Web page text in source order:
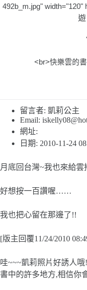
492b_m.jpg" width="120"
<br>快樂雲的
留言者: 凱莉公主
Email:
網址:
日期: 2010-11-24
月底回台灣~我也來給雲
好想按一百讚喔……
我也把心留在那邊了!!
[版主回覆11/24/2010
哇~~~凱莉照片好誘人
書中的許多地方,相信你